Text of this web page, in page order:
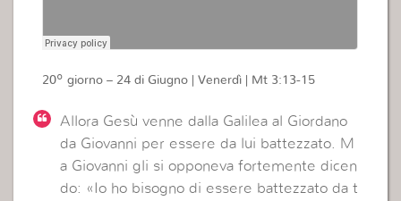
20º giorno – 24 di Giugno | Venerdì | Mt 3:13-15
Allora Gesù venne dalla Galilea al Giordano
da Giovanni per essere da lui battezzato. M
a Giovanni gli si opponeva fortemente dicen
do: «Io ho bisogno di essere battezzato da t